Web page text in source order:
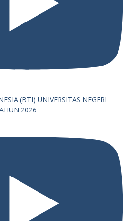
(BTI) UNIVERSITAS NEGERI
2026